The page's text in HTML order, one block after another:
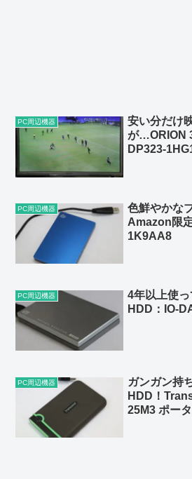
PC周辺機器
安い分だけ
が…ORION
DP323-
PC周辺機器
色鮮やかな
Amazon限
1K9AA8
PC周辺機器
4年以上使
HDD：IO-
PC周辺機器
ガンガン持
HDD！
25M3 ポー